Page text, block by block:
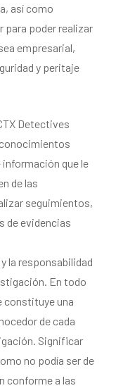
así como
para poder realizar
empresarial,
y peritaje
Detectives
que le
de las
seguimientos,
de evidencias
la responsabilidad
En todo
constituye una
de cada
Significar
no podía ser de
conforme a las